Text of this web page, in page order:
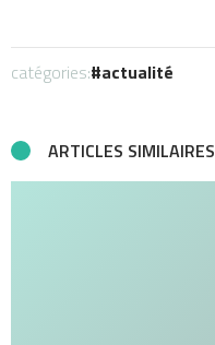
catégories: actualité
ARTICLES SIMILAIRES